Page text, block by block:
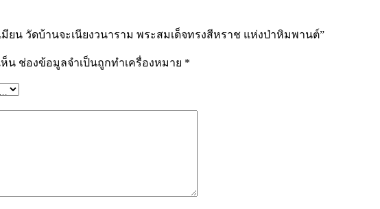
ยน วัดบ้านจะเนียงวนาราม พระสมเด็จทรงสีหราช แห่งป่าหิมพานต์”
ห็น ช่องข้อมูลจำเป็นถูกทำเครื่องหมาย *